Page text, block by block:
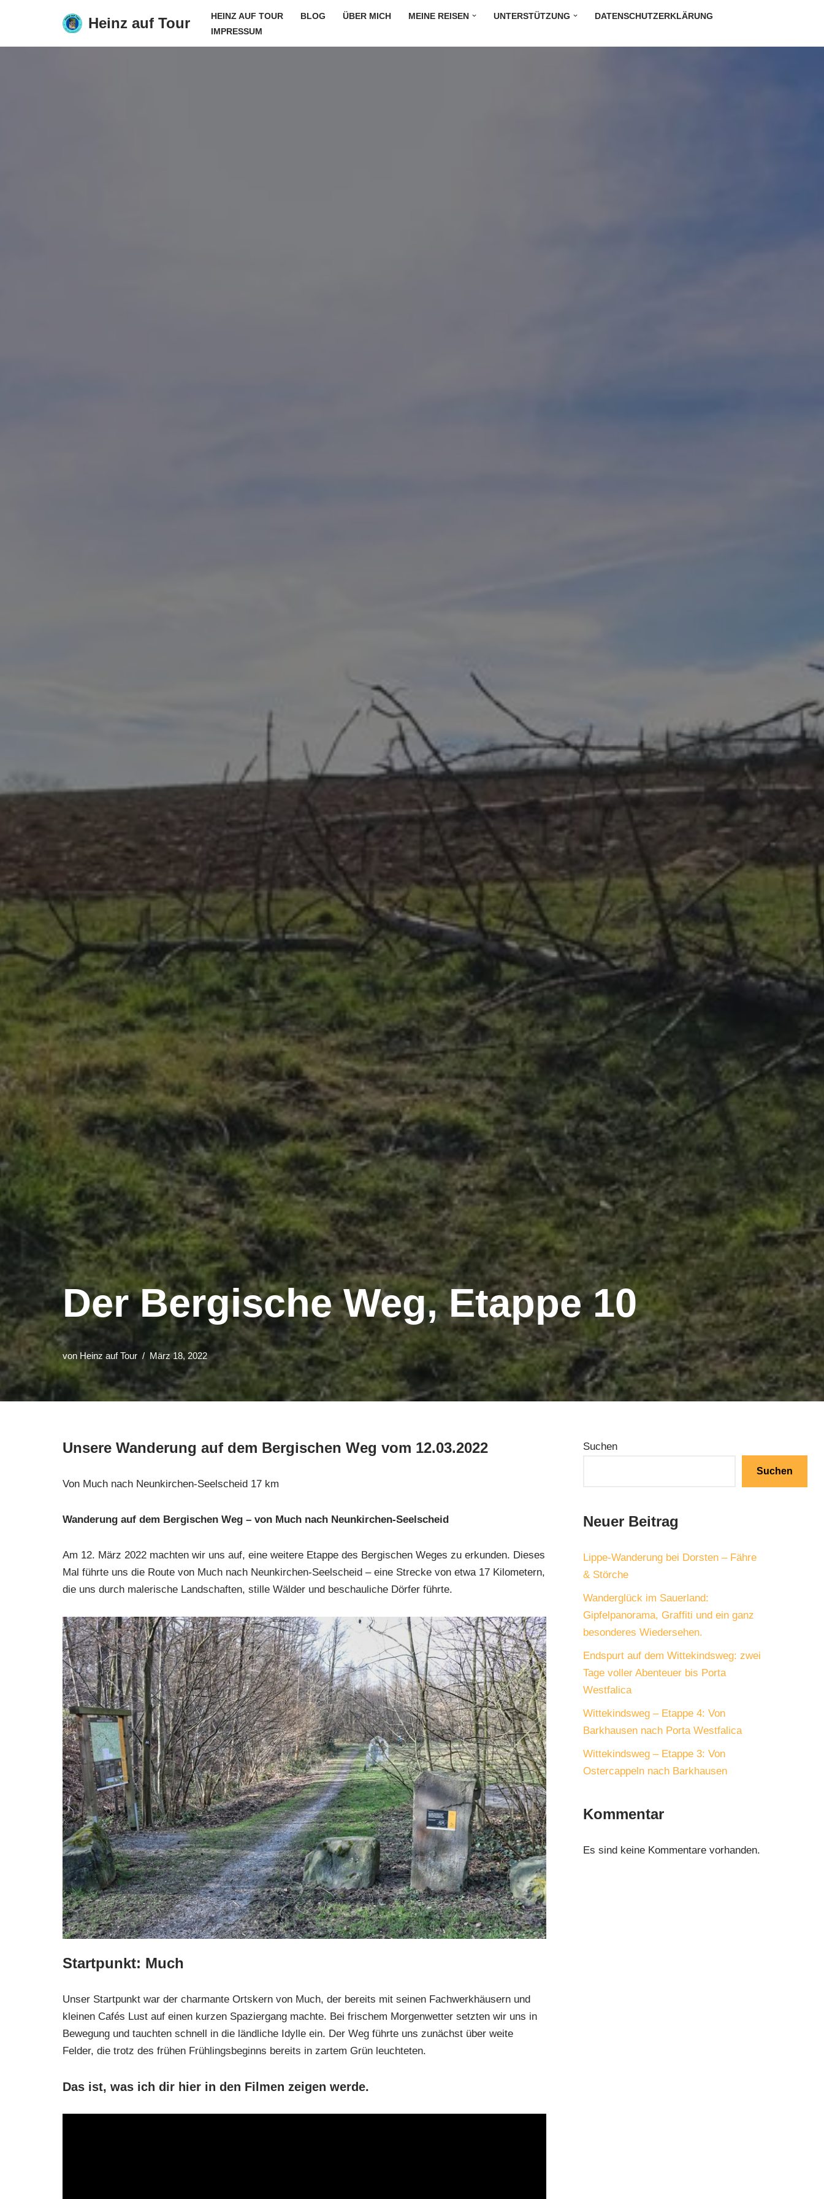
Heinz auf Tour HEINZ AUF TOUR BLOG ÜBER MICH MEINE REISEN UNTERSTÜTZUNG
DATENSCHUTZERKLÄRUNG
IMPRESSUM
Der Bergische Weg, Etappe 10
von Heinz auf Tour März 18, 2022
Unsere Wanderung auf dem Bergischen Weg vom 12.03.2022
Von Much nach Neunkirchen-Seelscheid 17 km
Wanderung auf dem Bergischen Weg – von Much nach Neunkirchen-Seelscheid
Am 12. März 2022 machten wir uns auf, eine weitere Etappe des Bergischen Weges zu erkunden. Dieses
Mal führte uns die Route von Much nach Neunkirchen-Seelscheid – eine Strecke von etwa 17 Kilometern,
die uns durch malerische Landschaften, stille Wälder und beschauliche Dörfer führte.
Startpunkt: Much
Unser Startpunkt war der charmante Ortskern von Much, der bereits mit seinen Fachwerkhäusern und
kleinen Cafés Lust auf einen kurzen Spaziergang machte. Bei frischem Morgenwetter setzten wir uns in
Bewegung und tauchten schnell in die ländliche Idylle ein. Der Weg führte uns zunächst über weite
Felder, die trotz des frühen Frühlingsbeginns bereits in zartem Grün leuchteten.
Das ist, was ich dir hier in den Filmen zeigen werde.
Suchen
Suchen
Neuer Beitrag
Lippe-Wanderung bei Dorsten – Fähre
& Störche
Wanderglück im Sauerland:
Gipfelpanorama, Graffiti und ein ganz
besonderes Wiedersehen.
Endspurt auf dem Wittekindsweg: zwei
Tage voller Abenteuer bis Porta
Westfalica
Wittekindsweg – Etappe 4: Von
Barkhausen nach Porta Westfalica
Wittekindsweg – Etappe 3: Von
Ostercappeln nach Barkhausen
Kommentar
Es sind keine Kommentare vorhanden.